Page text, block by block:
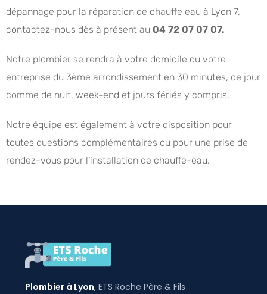
dépannage pour la réparation de chauffe eau à Lyon 7,
contactez-nous dès à présent au 04 72 07 07 07.
Notre plombier se rendra à votre domicile ou votre
entreprise du 3ème arrondissement en 30 minutes, de jour
comme de nuit, week-end et jours fériés y compris.
Notre équipe est également à votre disposition pour
toutes questions complémentaires ou pour une prise de
rendez-vous pour l’installation de chauffe-eau.
Plombier à Lyon, ETS Roche Père & Fils